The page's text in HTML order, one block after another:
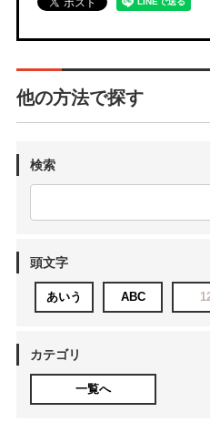
他の方法で探す
検索
頭文字
あいう ABC
カテゴリ
一覧へ